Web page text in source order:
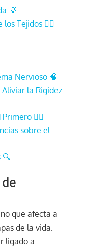
💡
Tejidos 🧘‍♂️
Nervioso 🧠
la Rigidez
🚶‍♂️
sobre el
🔍
que afecta a
de la vida.
ligado a